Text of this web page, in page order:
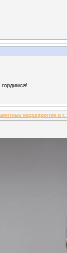
мероприятия в